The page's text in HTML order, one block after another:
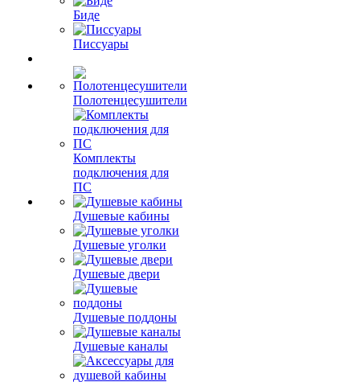
Биде
Писсуары
Полотенцесушители
Комплекты
подключения для
ПС
Душевые кабины
Душевые уголки
Душевые двери
Душевые поддоны
Душевые каналы